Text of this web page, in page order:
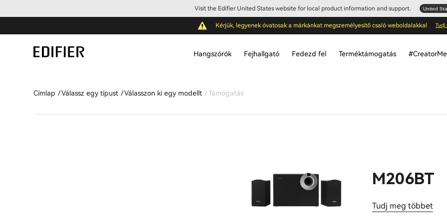
Visit the Edifier United States website for local product information and support. United
Kérjük, legyenek óvatosak a márkánkat megszemélyesítő csaló weboldalakkal Tudj
Hangszórók Fejhallgató Fedezd fel Terméktámogatás
Címlap Válassz egy típust Válasszon ki egy modellt Támogatás
M206BT
Tudj meg többet